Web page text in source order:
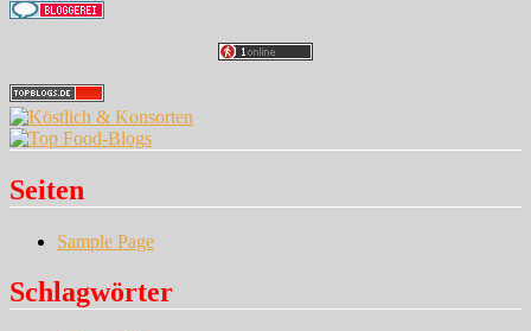
Seiten
Sample Page
Schlagwörter